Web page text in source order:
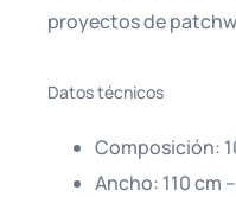
proyectos de
Datos técnicos
Composición:
Ancho: 110 cm